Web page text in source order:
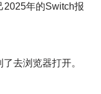
2025年的Switch报
去浏览器打开。